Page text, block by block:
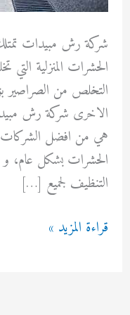
شركة رش مبيدات
الحشرات المنزلية
التخلص من الصراصير
الاخرى شركة رش
هي من افضل الشركات
الحشرات بشكل عام، و
التنظيف لجميع […]
شركة
قراءة المزيد »